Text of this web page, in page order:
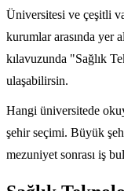
Üniversitesi ve çeşitli
kurumlar arasında yer
kılavuzunda "Sağlık
ulaşabilirsin.
Hangi üniversitede
şehir seçimi. Büyük
mezuniyet sonrası iş